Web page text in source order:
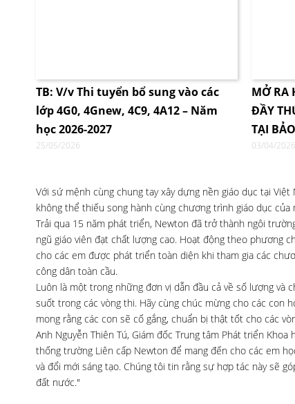
TB: V/v Thi tuyển bổ sung vào các
lớp 4G0, 4Gnew, 4C9, 4A12 – Năm
học 2026-2027
25/05/2026
MỞ RA
ĐẦY
TẠI
03/04/2026
Với sứ mệnh cùng chung tay xây dựng nền giáo dục tại
không thể thiếu song hành cùng chương trình giáo dục
Trải qua 15 năm phát triển, Newton đã trở thành ngôi
ngũ giáo viên đạt chất lượng cao. Hoạt động theo phương
cho các em được phát triển toàn diện khi tham gia các
công dân toàn cầu.
Luôn là một trong những đơn vị dẫn đầu cả về số lượng
suốt trong các vòng thi. Hãy cùng chúc mừng cho các con
mong rằng các con sẽ cố gắng, chuẩn bị thật tốt cho các
Anh Nguyễn Thiên Tú, Giám đốc Trung tâm Phát triển
thống trường Liên cấp Newton để mang đến cho các em
và đổi mới sáng tạo. Chúng tôi tin rằng sự hợp tác này sẽ
đất nước."